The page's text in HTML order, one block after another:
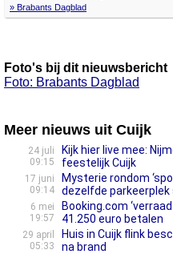
» Brabants Dagblad
Foto's bij dit nieuwsbericht
Foto: Brabants Dagblad
Meer nieuws uit Cuijk
24 juli
09:15
Kijk hier live mee:
feestelijk Cuijk
17 juni
09:14
Mysterie rondom
dezelfde
6 mei
19:57
Booking.com
41.250 euro betalen
29 april
05:33
Huis in Cuijk flink
na brand